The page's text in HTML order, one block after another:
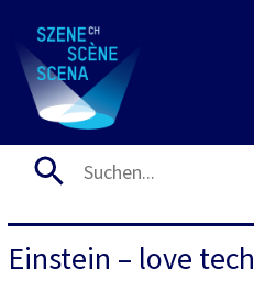
Einstein – love tech